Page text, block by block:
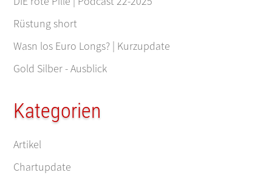
Rüstung short
Wasn los Euro Longs? | Kurzupdate
Gold Silber - Ausblick
Kategorien
Artikel
Chartupdate